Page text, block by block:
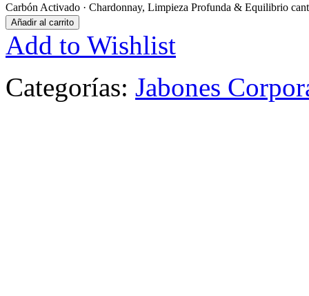
Carbón Activado · Chardonnay, Limpieza Profunda & Equilibrio
Añadir al carrito
Add to Wishlist
Categorías: Jabones